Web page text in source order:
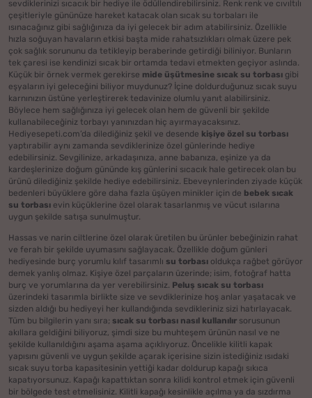
sevdiklerinizi sıcacık bir hediye ile ödüllendirebilirsiniz. Renk renk ve cıvıltılı
çeşitleriyle gününüze hareket katacak olan sıcak su torbaları ile
ısınacağınız gibi sağlığınıza da iyi gelecek bir adım atabilirsiniz. Özellikle
hızla soğuyan havaların etkisi başta mide rahatsızlıkları olmak üzere pek
çok sağlık sorununu da tetikleyip beraberinde getirdiği biliniyor. Bunların
tek çaresi ise kendinizi sıcak bir ortamda tedavi etmekten geçiyor aslında.
Küçük bir örnek vermek gerekirse mide üşütmesine sıcak su torbası gibi
eşyaların iyi geleceğini biliyor muydunuz? İçine doldurduğunuz sıcak suyu
karnınızın üstüne yerleştirerek tedavinize olumlu yanıt alabilirsiniz.
Böylece hem sağlığınıza iyi gelecek olan hem de güvenli bir şekilde
kullanabileceğiniz torbayı yanınızdan hiç ayırmayacaksınız.
Hediyesepeti.com’da dilediğiniz şekil ve desende kişiye özel su torbası
yaptırabilir aynı zamanda sevdiklerinize özel günlerinde hediye
edebilirsiniz. Sevgilinize, arkadaşınıza, anne babanıza, eşinize ya da
kardeşlerinize doğum gününde kış günlerini sıcacık hale getirecek olan bu
ürünü dilediğiniz şekilde hediye edebilirsiniz. Ebeveynlerinden ziyade küçük
bedenleri büyüklere göre daha fazla üşüyen minikler için de bebek sıcak
su torbası evin küçüklerine özel olarak tasarlanmış ve vücut ısılarına
uygun şekilde satışa sunulmuştur.
Hassas ve narin ciltlerine özel olarak üretilen bu ürünler bebeğinizin rahat
ve ferah bir şekilde uyumasını sağlayacak. Özellikle doğum günleri
hediyesinde burç yorumlu kılıf tasarımlı su torbası oldukça rağbet görüyor
demek yanlış olmaz. Kişiye özel parçaların üzerinde; isim, fotoğraf hatta
burç ve yorumlarına da yer verebilirsiniz. Peluş sıcak su torbası
üzerindeki tasarımla birlikte size ve sevdiklerinize hoş anlar yaşatacak ve
sizden aldığı bu hediyeyi her kullandığında sevdikleriniz sizi hatırlayacak.
Tüm bu bilgilerin yanı sıra; sıcak su torbası nasıl kullanılır sorusunun
akıllara geldiğini biliyoruz, şimdi size bu muhteşem ürünün nasıl ve ne
şekilde kullanıldığını aşama aşama açıklıyoruz. Öncelikle kilitli kapak
yapısını güvenli ve uygun şekilde açarak içerisine sizin istediğiniz ısıdaki
sıcak suyu torba kapasitesinin yettiği kadar doldurup kapağı sıkıca
kapatıyorsunuz. Kapağı kapattıktan sonra kilidi kontrol etmek için güvenli
bir bölgede test etmelisiniz. Kilitli kapağı kesinlikle açılma ya da sızdırma